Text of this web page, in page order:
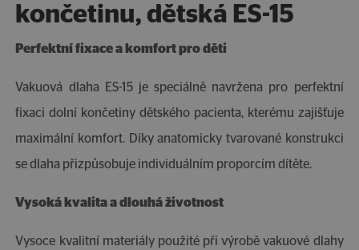
končetinu, dětská ES-15
Perfektní fixace a komfort pro děti
Vakuová dlaha ES-15 je speciálně navržena pro perfektní
fixaci dolní končetiny dětského pacienta, kterému zajišťuje
maximální komfort. Díky anatomicky tvarované konstrukci
se dlaha přizpůsobuje individuálním proporcím dítěte.
Vysoká kvalita a dlouhá životnost
Vysoce kvalitní materiály použité při výrobě vakuové dlahy